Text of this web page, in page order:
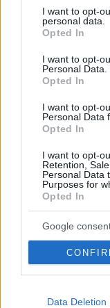
not limited to your
grant or deny
use your data for
consent section.
I want to opt-
personal data.
Opted In
I want to opt-
Personal Data.
Opted In
I want to opt-
Personal Data
Opted In
I want to opt-
Retention,
Personal Data
Purposes for
Opted In
Google
Data Deletion
Crisi di
un gran numero
Immagine in primo
Leave a Reply
Your email address will not
Name*
Website